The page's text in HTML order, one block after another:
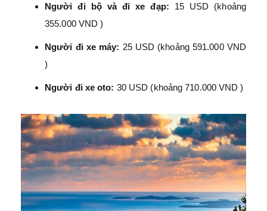
Người đi bộ và đi xe đạp:
15 USD (khoảng
355.000 VND )
Người đi xe máy: 25 USD (khoảng 591.000 VND
)
Người đi xe oto: 30 USD (khoảng 710.000 VND )